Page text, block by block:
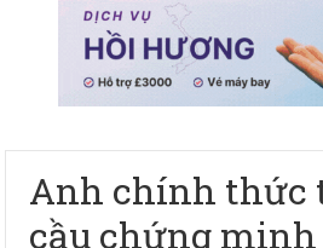
Anh chính thức
cầu chứng